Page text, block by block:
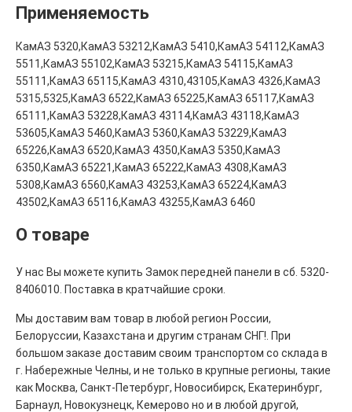
Применяемость
КамАЗ 5320,КамАЗ 53212,КамАЗ 5410,КамАЗ 54112,КамАЗ
5511,КамАЗ 55102,КамАЗ 53215,КамАЗ 54115,КамАЗ
55111,КамАЗ 65115,КамАЗ 4310,43105,КамАЗ 4326,КамАЗ
5315,5325,КамАЗ 6522,КамАЗ 65225,КамАЗ 65117,КамАЗ
65111,КамАЗ 53228,КамАЗ 43114,КамАЗ 43118,КамАЗ
53605,КамАЗ 5460,КамАЗ 5360,КамАЗ 53229,КамАЗ
65226,КамАЗ 6520,КамАЗ 4350,КамАЗ 5350,КамАЗ
6350,КамАЗ 65221,КамАЗ 65222,КамАЗ 4308,КамАЗ
5308,КамАЗ 6560,КамАЗ 43253,КамАЗ 65224,КамАЗ
43502,КамАЗ 65116,КамАЗ 43255,КамАЗ 6460
О товаре
У нас Вы можете купить Замок передней панели в сб. 5320-
8406010. Поставка в кратчайшие сроки.
Мы доставим вам товар в любой регион России,
Белоруссии, Казахстана и другим странам СНГ!. При
большом заказе доставим своим транспортом со склада в
г. Набережные Челны, и не только в крупные регионы, такие
как Москва, Санкт-Петербург, Новосибирск, Екатеринбург,
Барнаул, Новокузнецк, Кемерово но и в любой другой,